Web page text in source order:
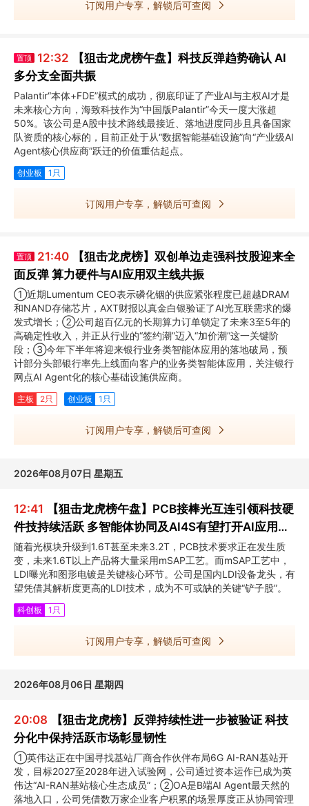
订阅用户专享，解锁后可查阅
置顶 12:32
【狙击龙虎榜午盘】科技反弹趋势确认 AI
多分支全面共振
Palantir“本体+FDE”模式的成功，彻底印证了产业AI与主权AI才是
未来核心方向，海致科技作为“中国版Palantir”今天一度大涨超
50%。该公司是A股中技术路线最接近、落地进度同步且具备国家
队资质的核心标的，目前正处于从“数据智能基础设施”向“产业级AI
Agent核心供应商”跃迁的价值重估起点。
创业板 1只
订阅用户专享，解锁后可查阅
置顶 21:40
【狙击龙虎榜】双创单边走强科技股迎来全
面反弹 算力硬件与AI应用双主线共振
①近期Lumentum CEO表示磷化铟的供应紧张程度已超越DRAM
和NAND存储芯片，AXT财报以真金白银验证了AI光互联需求的爆
发式增长；②公司超百亿元的长期算力订单锁定了未来3至5年的
高确定性收入，并正从行业的“签约潮”迈入“加价潮”这一关键阶
段；③今年下半年将迎来银行业务类智能体应用的落地破局，预
计部分头部银行率先上线面向客户的业务类智能体应用，关注银行
网点AI Agent化的核心基础设施供应商。
主板 2只 创业板 1只
订阅用户专享，解锁后可查阅
2026年08月07日 星期五
12:41
【狙击龙虎榜午盘】PCB接棒光互连引领科技硬
件技持续活跃 多智能体协同及AI4S有望打开AI应用新
空间
随着光模块升级到1.6T甚至未来3.2T，PCB技术要求正在发生质
变，未来1.6T以上产品将大量采用mSAP工艺。而mSAP工艺中，
LDI曝光和图形电镀是关键核心环节。公司是国内LDI设备龙头，有
望凭借其解析度更高的LDI技术，成为不可或缺的关键“铲子股”。
科创板 1只
订阅用户专享，解锁后可查阅
2026年08月06日 星期四
20:08
【狙击龙虎榜】反弹持续性进一步被验证 科技
分化中保持活跃市场彰显韧性
①英伟达正在中国寻找基站厂商合作伙伴布局6G AI-RAN基站开
发，目标2027至2028年进入试验网，公司通过资本运作已成为英
伟达“AI-RAN基站核心生态成员”；②OA是B端AI Agent最天然的
落地入口，公司凭借数万家企业客户积累的场景厚度正从协同管理